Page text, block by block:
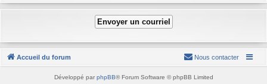
Accueil du forum Nous contacter
Développé par phpBB® Forum Software © phpBB Limited